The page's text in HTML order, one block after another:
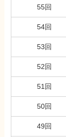
55回
54回
53回
52回
51回
50回
49回